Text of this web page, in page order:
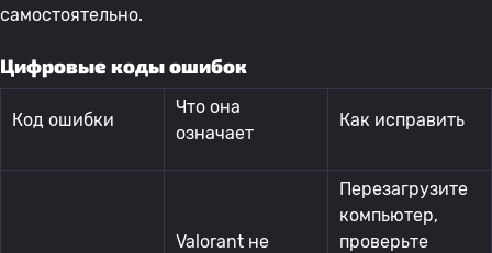
самостоятельно.
Цифровые коды ошибок
Код ошибки
Что она
означает
Как исправить
Valorant не
Перезагрузите
компьютер,
проверьте